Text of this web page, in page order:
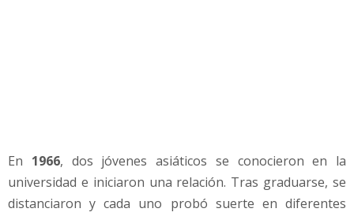
m
i
d
En 1966, dos jóvenes asiáticos se conocieron en la
universidad e iniciaron una relación. Tras graduarse, se
distanciaron y cada uno probó suerte en diferentes